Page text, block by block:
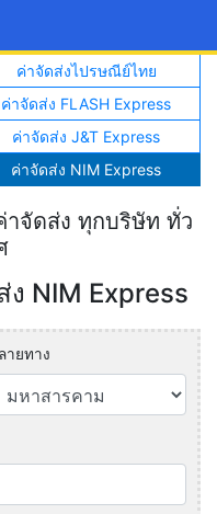
ค่าจัดส่งไปรษณีย์ไทย
ค่าจัดส่ง FLASH Express
ค่าจัดส่ง J&T Express
ค่าจัดส่ง NIM Express
าจัดส่ง ทุกบริษัท ทั่ว
NIM Express
ายทาง